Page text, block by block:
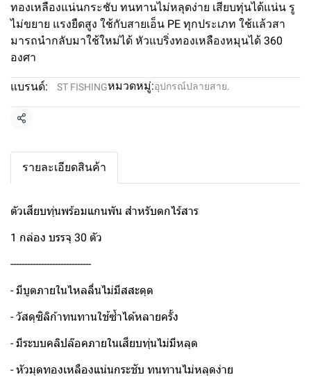
ทองเหลืองแน่นกระชับ ทนทานไม่หลุดง่าย เสียบทุ่นได้แน่น รู
ไม่ขยาย แรงยืดสูง ใช้กับสายเอ็น PE ทุกประเภท ใช้เเล้วสา
มารถนำกลับมาใช้ใหม่ได้ หัวแบริ่งทองเหลืองหมุนได้ 360
องศา
แบรนด์: ST FISHINGหมวดหมู่:อุปกรณ์ปลายสาย.
แชร์
รายละเอียดสินค้า
ตัวเสียบทุ่นพร้อมแกนพัน สำหรับตกไร้สาร
1 กล่อง บรรจุ 30 ตัว
-----------------------------
- มีบูตภายในไหลลื่นไม่มีสสะดุด
- วัสดุซิลิก้าทนทานใช้ซ้ำได้หลายครั้ง
- มีระบบคลิปล๊อคภายในเสียบทุ่นไม่มีหลุด
- หัวมุดทองเหลืองแน่นกระชับ ทนทานไม่หลุดง่าย